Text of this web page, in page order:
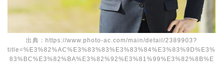
出典：https://www.photo-ac.com/main/detail/2389903?
title=%E3%82%AC%E3%83%83%E3%83%84%E3%83%9D%E3%
83%BC%E3%82%BA%E3%82%92%E3%81%99%E3%82%8B%E